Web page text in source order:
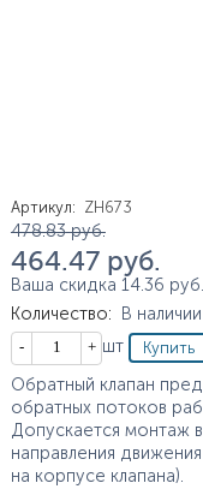
Артикул: ZH673
Цена
478.83 руб.
464.47 руб.
Ваша скидка 14.36 руб.
Количество:
В наличии
Кол-во
шт
Обратный клапан
обратных потоков
Допускается монтаж
направления
на корпусе клапана).